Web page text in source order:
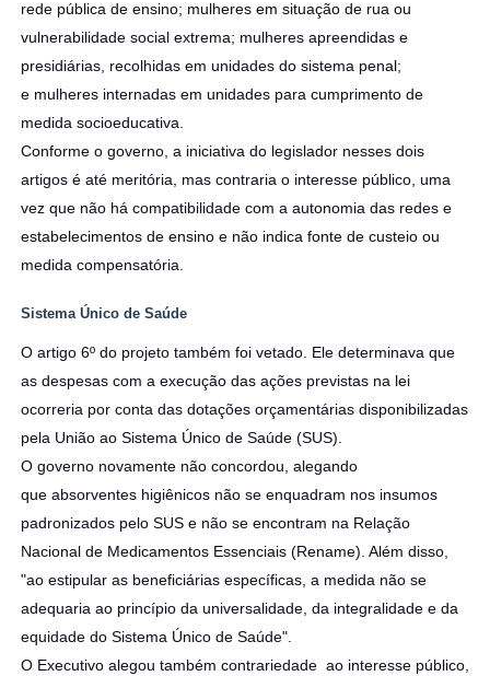
rede pública de ensino; mulheres em situação de rua ou
vulnerabilidade social extrema; mulheres apreendidas e
presidiárias, recolhidas em unidades do sistema penal;
e mulheres internadas em unidades para cumprimento de
medida socioeducativa.
Conforme o governo, a iniciativa do legislador nesses dois
artigos é até meritória, mas contraria o interesse público, uma
vez que não há compatibilidade com a autonomia das redes e
estabelecimentos de ensino e não indica fonte de custeio ou
medida compensatória.
Sistema Único de Saúde
O artigo 6º do projeto também foi vetado. Ele determinava que
as despesas com a execução das ações previstas na lei
ocorreria por conta das dotações orçamentárias disponibilizadas
pela União ao Sistema Único de Saúde (SUS).
O governo novamente não concordou, alegando
que absorventes higiênicos não se enquadram nos insumos
padronizados pelo SUS e não se encontram na Relação
Nacional de Medicamentos Essenciais (Rename). Além disso,
"ao estipular as beneficiárias específicas, a medida não se
adequaria ao princípio da universalidade, da integralidade e da
equidade do Sistema Único de Saúde".
O Executivo alegou também contrariedade ao interesse público,